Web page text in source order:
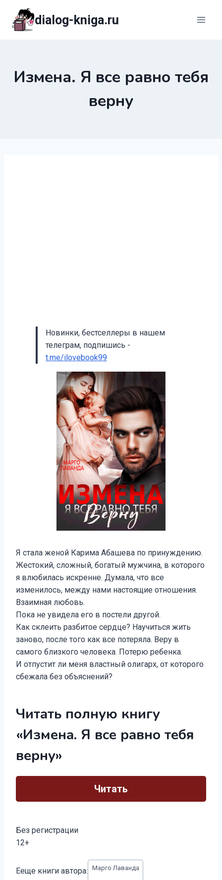
содержимому
dialog-kniga.ru
Измена. Я все равно тебя
верну
Новинки, бестселлеры в нашем
телеграм, подпишись -
t.me/ilovebook99
Я стала женой Карима Абашева по принуждению.
Жестокий, сложный, богатый мужчина, в которого
я влюбилась искренне. Думала, что все
изменилось, между нами настоящие отношения.
Взаимная любовь.
Пока не увидела его в постели другой.
Как склеить разбитое сердце? Научиться жить
заново, после того как все потеряла. Веру в
самого близкого человека. Потерю ребенка.
И отпустит ли меня властный олигарх, от которого
сбежала без объяснений?
Читать полную книгу
«Измена. Я все равно тебя
верну»
Читать
Без регистрации
12+
записи:
Ееще книги автора: Марго Лаванда